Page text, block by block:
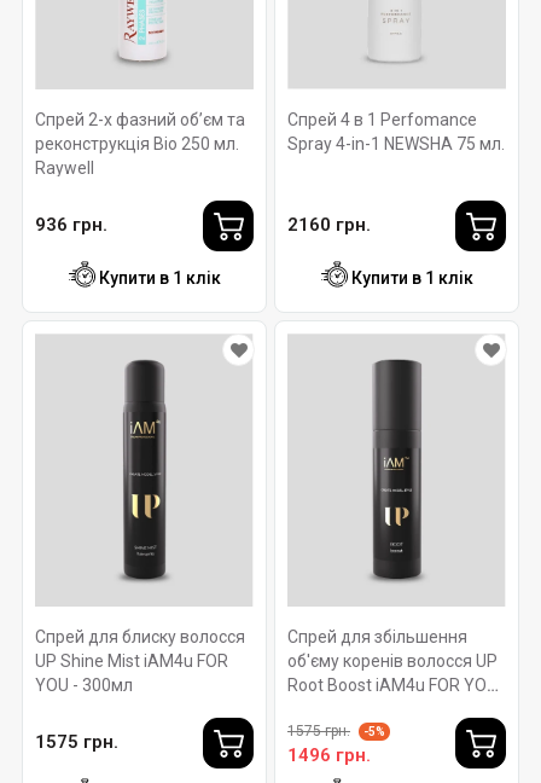
Спрей 2-х фазний об’єм та
реконструкція Bio 250 мл.
Raywell
936 грн.
Купити в 1 клік
Спрей 4 в 1 Perfomance
Spray 4-in-1 NEWSHA 75 мл.
2160 грн.
Купити в 1 клік
Спрей для блиску волосся
UP Shine Mist iAM4u FOR
YOU - 300мл
1575 грн.
Спрей для збільшення
об'єму коренів волосся UP
Root Boost iAM4u FOR YOU
1575 грн. -5%
1496 грн.